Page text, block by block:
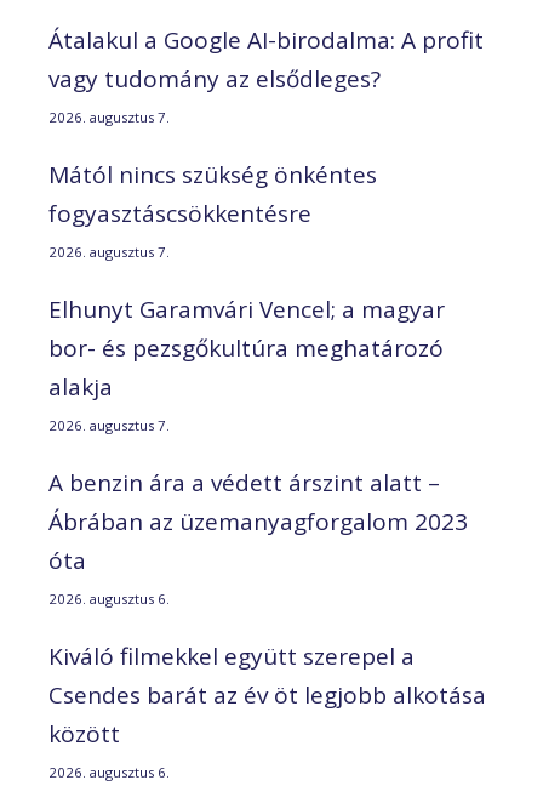
Átalakul a Google AI-birodalma: A profit
vagy tudomány az elsődleges?
2026. augusztus 7.
Mától nincs szükség önkéntes
fogyasztáscsökkentésre
2026. augusztus 7.
Elhunyt Garamvári Vencel; a magyar
bor- és pezsgőkultúra meghatározó
alakja
2026. augusztus 7.
A benzin ára a védett árszint alatt –
Ábrában az üzemanyagforgalom 2023
óta
2026. augusztus 6.
Kiváló filmekkel együtt szerepel a
Csendes barát az év öt legjobb alkotása
között
2026. augusztus 6.